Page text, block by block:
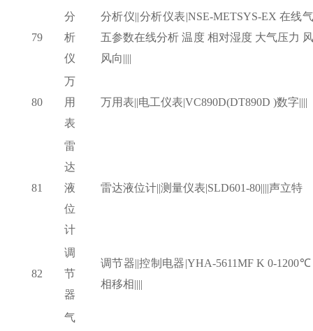
79
分
析
仪
分析仪||分析仪表|NSE-METSYS-EX 在线
五参数在线分析 温度 相对湿度 大气压力
风向||||
80
万
用
表
万用表||电工仪表|VC890D(DT890D )数字||||
81
雷
达
液
位
计
雷达液位计||测量仪表|SLD601-80||||声立特
82
调
节
器
调节器||控制电器|YHA-5611MF K 0-1200℃
相移相||||
气